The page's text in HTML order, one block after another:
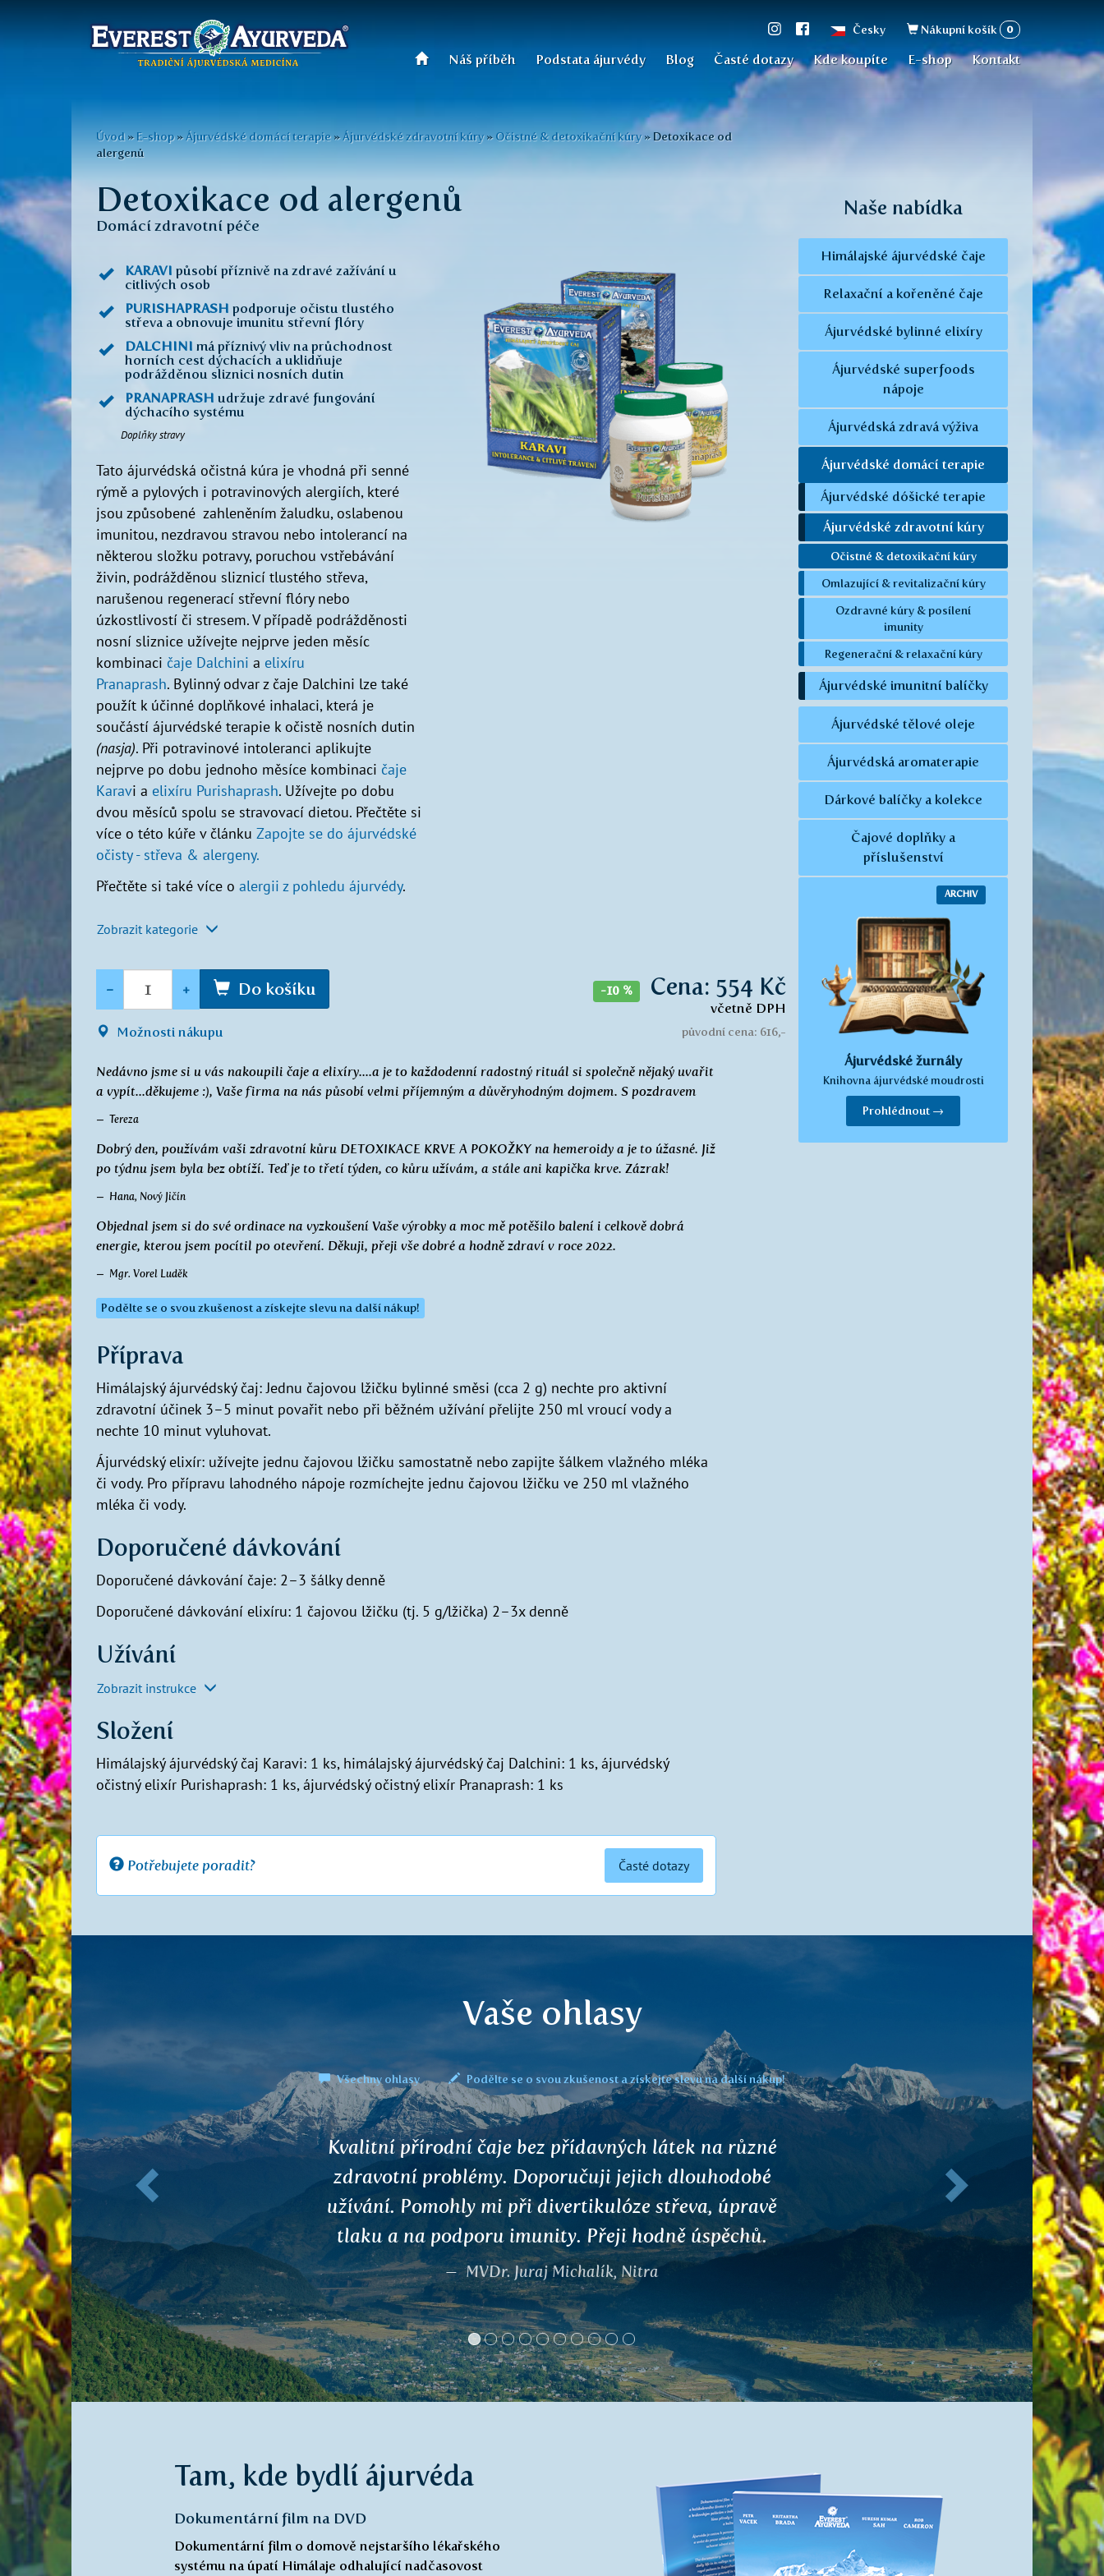
Česky Vyhledávání
Nákupní košík 0
Hlavní
Náš příběh Podstata ájurvédy Blog Časté dotazy Kde koupíte E-shop Kontakt
Jste
zde
Úvod » E-shop » Ájurvédské domácí terapie » Ájurvédské zdravotní kúry » Očistné & detoxikační kúry » Detoxikace od
alergenů
Detoxikace od alergenů
Domácí zdravotní péče
KARAVI působí příznivě na zdravé zažívání u
citlivých osob
PURISHAPRASH podporuje očistu tlustého
střeva a obnovuje imunitu střevní flóry
DALCHINI má příznivý vliv na průchodnost
horních cest dýchacích a uklidňuje
podrážděnou sliznici nosních dutin
PRANAPRASH udržuje zdravé fungování
dýchacího systému
Doplňky stravy
Tato ájurvédská očistná kúra je vhodná při senné
rýmě a pylových i potravinových alergiích, které
jsou způsobené zahleněním žaludku, oslabenou
imunitou, nezdravou stravou nebo intolerancí na
některou složku potravy, poruchou vstřebávání
živin, podrážděnou sliznicí tlustého střeva,
narušenou regenerací střevní flóry nebo
úzkostlivostí či stresem. V případě podrážděnosti
nosní sliznice užívejte nejprve jeden měsíc
kombinaci čaje Dalchini a elixíru
Pranaprash. Bylinný odvar z čaje Dalchini lze také
použít k účinné doplňkové inhalaci, která je
součástí ájurvédské terapie k očistě nosních dutin
(nasja). Při potravinové intoleranci aplikujte
nejprve po dobu jednoho měsíce kombinaci čaje
Karavi a elixíru Purishaprash. Užívejte po dobu
dvou měsíců spolu se stravovací dietou. Přečtěte si
více o této kúře v článku Zapojte se do ájurvédské
očisty - střeva & alergeny.
Přečtěte si také více o alergii z pohledu ájurvédy.
Zobrazit kategorie
- + Do košíku
Možnosti nákupu
-10 % Cena: 554 Kč
včetně DPH
původní cena: 616,-
Nedávno jsme si u vás nakoupili čaje a elixíry....a je to každodenní radostný rituál si společně nějaký uvařit
a vypít...děkujeme :), Vaše firma na nás působí velmi příjemným a důvěryhodným dojmem. S pozdravem
Tereza
Dobrý den, používám vaši zdravotní kůru DETOXIKACE KRVE A POKOŽKY na hemeroidy a je to úžasné. Již
po týdnu jsem byla bez obtíží. Teď je to třetí týden, co kůru užívám, a stále ani kapička krve. Zázrak!
Hana, Nový Jičín
Objednal jsem si do své ordinace na vyzkoušení Vaše výrobky a moc mě potěšilo balení i celkově dobrá
energie, kterou jsem pocítil po otevření. Děkuji, přeji vše dobré a hodně zdraví v roce 2022.
Mgr. Vorel Luděk
Podělte se o svou zkušenost a získejte slevu na další nákup!
Příprava
Himálajský ájurvédský čaj: Jednu čajovou lžičku bylinné směsi (cca 2 g) nechte pro aktivní
zdravotní účinek 3–5 minut povařit nebo při běžném užívání přelijte 250 ml vroucí vody a
nechte 10 minut vyluhovat.
Ájurvédský elixír: užívejte jednu čajovou lžičku samostatně nebo zapijte šálkem vlažného mléka
či vody. Pro přípravu lahodného nápoje rozmíchejte jednu čajovou lžičku ve 250 ml vlažného
mléka či vody.
Doporučené dávkování
Doporučené dávkování čaje: 2–3 šálky denně
Doporučené dávkování elixíru: 1 čajovou lžičku (tj. 5 g/lžička) 2–3x denně
Užívání
Zobrazit instrukce
Složení
Himálajský ájurvédský čaj Karavi: 1 ks, himálajský ájurvédský čaj Dalchini: 1 ks, ájurvédský
očistný elixír Purishaprash: 1 ks, ájurvédský očistný elixír Pranaprash: 1 ks
Potřebujete poradit? Časté dotazy
Naše nabídka
Himálajské ájurvédské čaje
Relaxační a kořeněné čaje
Ájurvédské bylinné elixíry
Ájurvédské superfoods
nápoje
Ájurvédská zdravá výživa
Ájurvédské domácí terapie
Ájurvédské dóšické terapie
Ájurvédské zdravotní kúry
Očistné & detoxikační kúry
Omlazující & revitalizační kúry
Ozdravné kúry & posílení
imunity
Regenerační & relaxační kúry
Ájurvédské imunitní balíčky
Ájurvédské tělové oleje
Ájurvédská aromaterapie
Dárkové balíčky a kolekce
Čajové doplňky a
příslušenství
ARCHIV
Ájurvédské žurnály
Knihovna ájurvédské moudrosti
Prohlédnout →
Vaše ohlasy
Všechny ohlasy Podělte se o svou zkušenost a získejte slevu na další nákup!
Dobrý den, měl jsem velký problém se spánkem, začal
jsem pít čaj ASHWAGANDHA a spím celou noc jak
mimino. Díky
T. K.
Předchozí Následující
Tam, kde bydlí ájurvéda
Dokumentární film na DVD
Dokumentární film o domově nejstaršího lékařského
systému na úpatí Himálaje odhalující nadčasovost